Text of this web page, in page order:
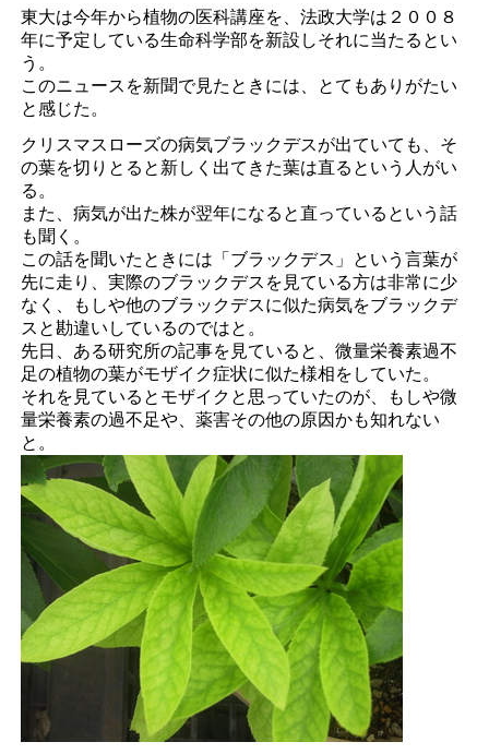
東大は今年から植物の医科講座を、法政大学は２００８
年に予定している生命科学部を新設しそれに当たるとい
う。
このニュースを新聞で見たときには、とてもありがたい
と感じた。
クリスマスローズの病気ブラックデスが出ていても、そ
の葉を切りとると新しく出てきた葉は直るという人がい
る。
また、病気が出た株が翌年になると直っているという話
も聞く。
この話を聞いたときには「ブラックデス」という言葉が
先に走り、実際のブラックデスを見ている方は非常に少
なく、もしや他のブラックデスに似た病気をブラックデ
スと勘違いしているのではと。
先日、ある研究所の記事を見ていると、微量栄養素過不
足の植物の葉がモザイク症状に似た様相をしていた。
それを見ているとモザイクと思っていたのが、もしや微
量栄養素の過不足や、薬害その他の原因かも知れない
と。